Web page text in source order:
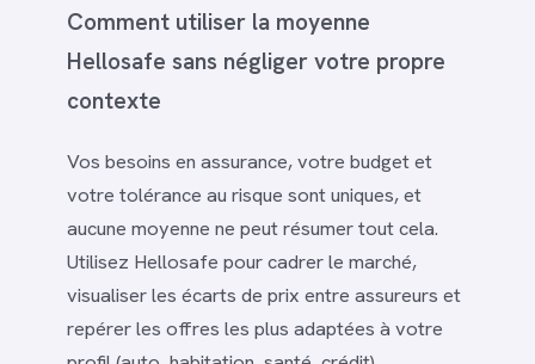
Comment utiliser la moyenne
Hellosafe sans négliger votre propre
contexte
Vos besoins en assurance, votre budget et
votre tolérance au risque sont uniques, et
aucune moyenne ne peut résumer tout cela.
Utilisez Hellosafe pour cadrer le marché,
visualiser les écarts de prix entre assureurs et
repérer les offres les plus adaptées à votre